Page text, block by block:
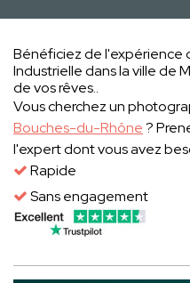
Bénéficiez de l'expérience
Industrielle dans la ville de
de vos rêves..
Vous cherchez un
Bouches-du-Rhône?
l'expert dont vous avez
Rapide
Sans engagement